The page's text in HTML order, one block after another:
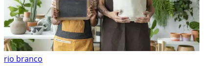
rio branco